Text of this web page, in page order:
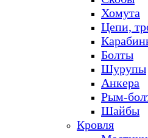
Хомута
Цепи,
Болты
Шурупы
Анкера
Рым-
Шайбы
Кровля